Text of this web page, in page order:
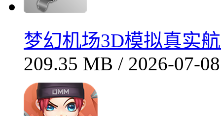
梦幻机场3D模拟真实
209.35 MB / 2026-07-08